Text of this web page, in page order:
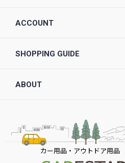
ACCOUNT
SHOPPING GUIDE
ABOUT
カー用品・アウトドア用品